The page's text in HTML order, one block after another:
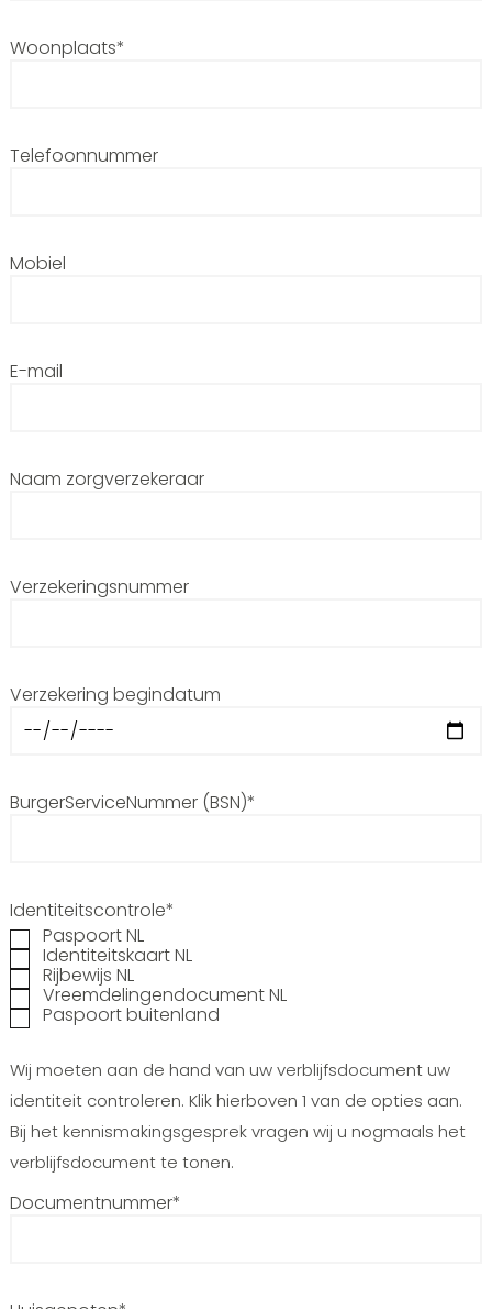
Woonplaats*
Telefoonnummer
Mobiel
E-mail
Naam zorgverzekeraar
Verzekeringsnummer
Verzekering begindatum
BurgerServiceNummer (BSN)*
Identiteitscontrole*
Paspoort NL
Identiteitskaart NL
Rijbewijs NL
Vreemdelingendocument NL
Paspoort buitenland
Wij moeten aan de hand van uw verblijfsdocument uw
identiteit controleren. Klik hierboven 1 van de opties aan.
Bij het kennismakingsgesprek vragen wij u nogmaals het
verblijfsdocument te tonen.
Documentnummer*